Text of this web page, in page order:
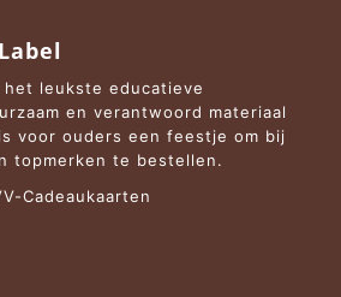
het leukste educatieve
en verantwoord materiaal
voor ouders een feestje om bij
topmerken te bestellen.
Cadeaukaarten